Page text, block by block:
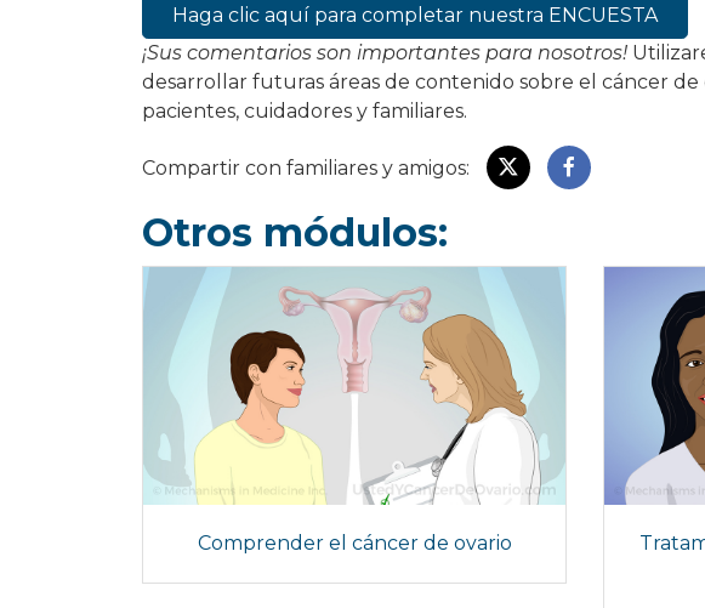
Haga clic aquí para completar nuestra ENCUESTA
¡Sus comentarios son importantes para nosotros!
desarrollar futuras áreas de contenido sobre el cáncer de
pacientes, cuidadores y familiares.
Compartir con familiares y amigos:
Otros módulos:
Comprender el cáncer de ovario